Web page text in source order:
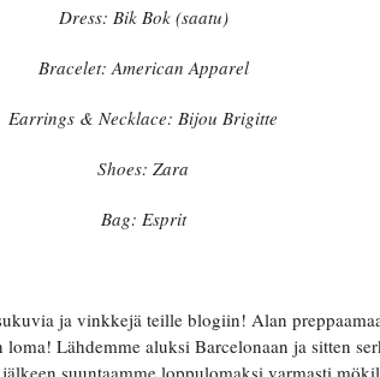
Dress: Bik Bok (saatu)
Bracelet: American Apparel
Earrings & Necklace: Bijou Brigitte
Shoes: Zara
Bag: Esprit
ja vinkkejä teille blogiin! Alan
Lähdemme aluksi Barcelonaan ja sitten
suuntaamme loppulomaksi varmasti